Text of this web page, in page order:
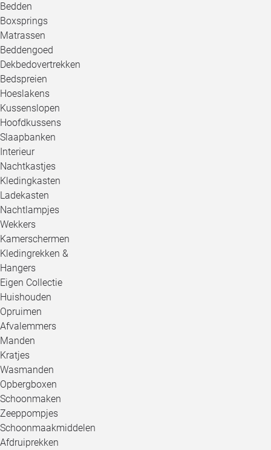
Bedden
Boxsprings
Matrassen
Beddengoed
Dekbedovertrekken
Bedspreien
Hoeslakens
Kussenslopen
Hoofdkussens
Slaapbanken
Interieur
Nachtkastjes
Kledingkasten
Ladekasten
Nachtlampjes
Wekkers
Kamerschermen
Kledingrekken &
Hangers
Eigen Collectie
Huishouden
Opruimen
Afvalemmers
Manden
Kratjes
Wasmanden
Opbergboxen
Schoonmaken
Zeeppompjes
Schoonmaakmiddelen
Afdruiprekken